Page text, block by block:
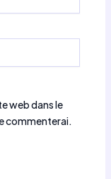
web dans le
commenterai.